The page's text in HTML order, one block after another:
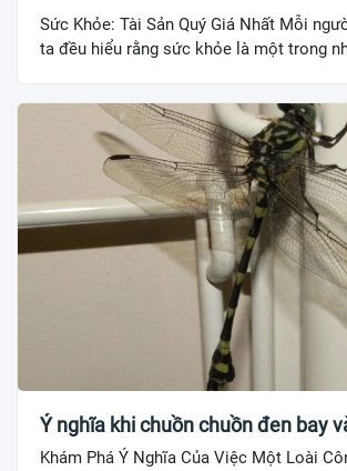
Sức Khỏe: Tài Sản Quý Giá Nhất Mỗi
ta đều hiểu rằng sức khỏe là một trong
Ý nghĩa khi chuồn chuồn đen bay
Khám Phá Ý Nghĩa Của Việc Một Loài